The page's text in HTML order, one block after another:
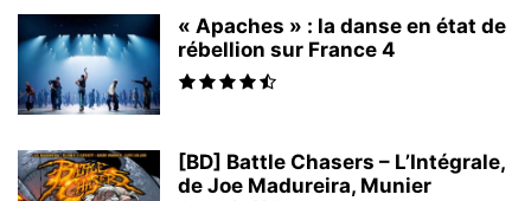
« Apaches » : la danse en état de
rébellion sur France 4
[BD] Battle Chasers – L’Intégrale,
de Joe Madureira, Munier